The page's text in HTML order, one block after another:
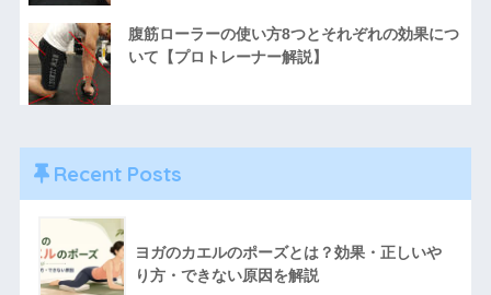
腹筋ローラーの使い方8つとそれぞれの効果につ
いて【プロトレーナー解説】
Recent Posts
ヨガのカエルのポーズとは？効果・正しいや
り方・できない原因を解説